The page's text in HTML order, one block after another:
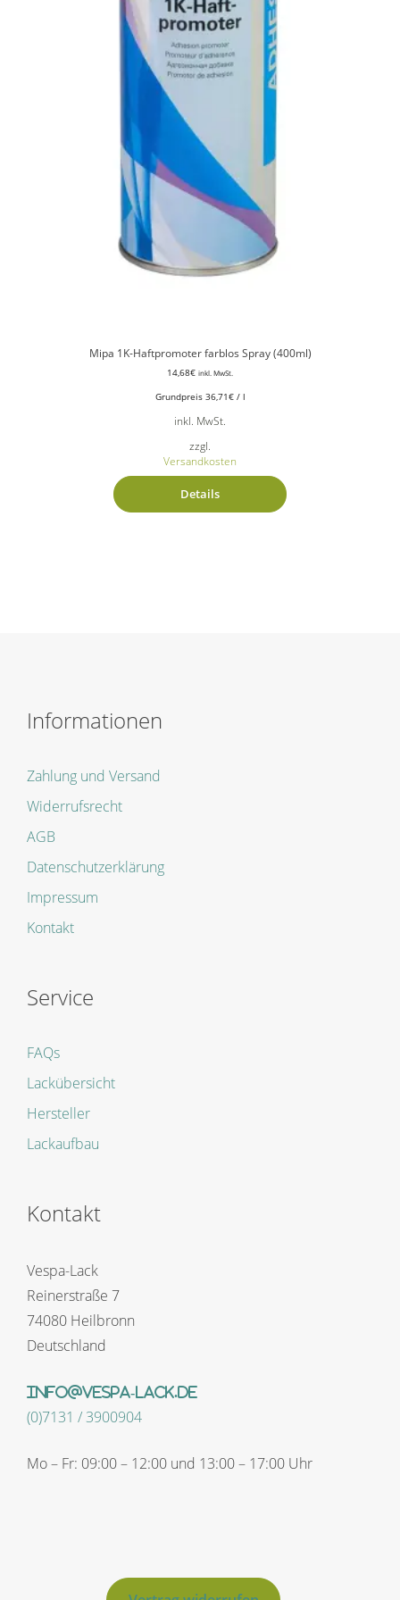
Mipa 1K-Haftpromoter farblos Spray (400ml)
14,68€ inkl. MwSt.
Grundpreis 36,71€/ l
inkl. MwSt.
zzgl.
Versandkosten
Details
Informationen
Zahlung und Versand
Widerrufsrecht
AGB
Datenschutzerklärung
Impressum
Kontakt
Service
FAQs
Lackübersicht
Hersteller
Lackaufbau
Kontakt
Vespa-Lack
Reinerstraße 7
74080 Heilbronn
Deutschland
info@vespa-lack.de
(0)7131 / 3900904
Mo – Fr: 09:00 – 12:00 und 13:00 – 17:00 Uhr